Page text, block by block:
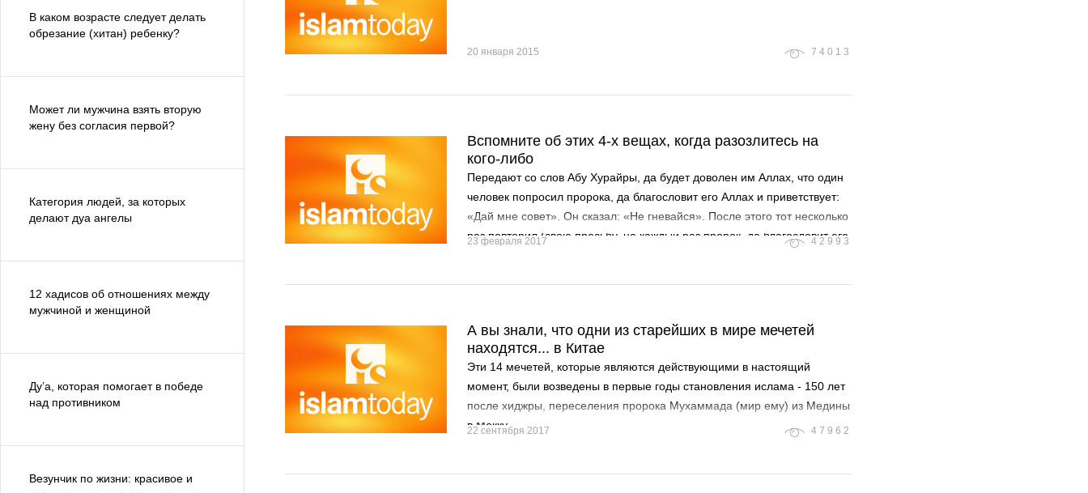
В каком возрасте следует делать
обрезание (хитан) ребенку?
Может ли мужчина взять вторую
жену без согласия первой?
Категория людей, за которых
делают дуа ангелы
12 хадисов об отношениях между
мужчиной и женщиной
Ду’а, которая помогает в победе
над противником
Везунчик по жизни: красивое и
20 января 2015 74013
Вспомните об этих 4-х вещах, когда разозлитесь на
кого-либо
Передают со слов Абу Хурайры, да будет доволен им Аллах, что один
человек попросил пророка, да благословит его Аллах и приветствует:
«Дай мне совет». Он сказал: «Не гневайся». После этого тот несколько
раз повторил (свою просьбу, но каждый раз пророк, да благословит его
23 февраля 2017 42993
А вы знали, что одни из старейших в мире мечетей
находятся... в Китае
Эти 14 мечетей, которые являются действующими в настоящий
момент, были возведены в первые годы становления ислама - 150 лет
после хиджры, переселения пророка Мухаммада (мир ему) из Медины
в Мекку.
22 сентября 2017 47962